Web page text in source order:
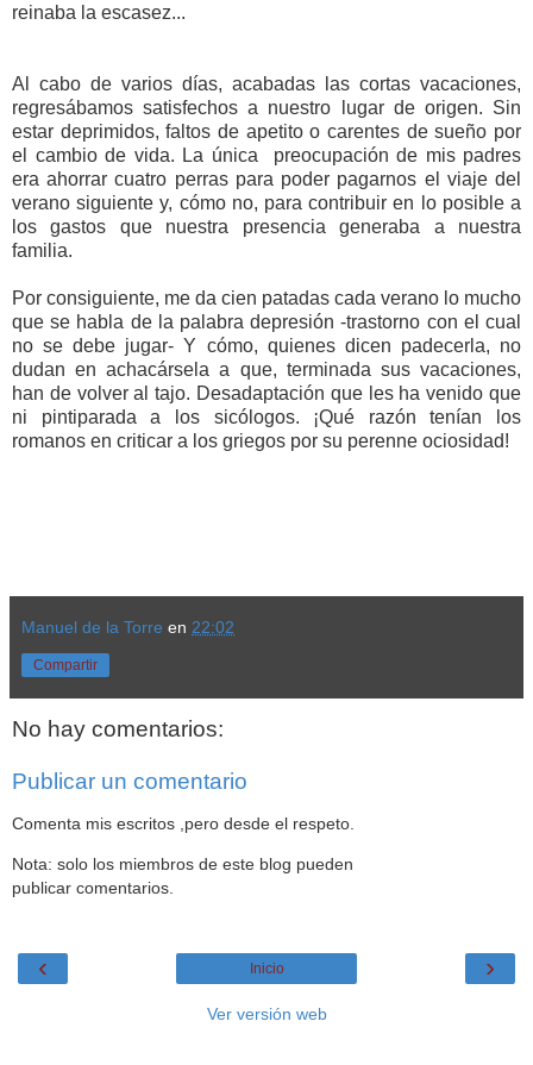
reinaba la escasez...
Al cabo de varios días, acabadas las cortas vacaciones,
regresábamos satisfechos a nuestro lugar de origen. Sin
estar deprimidos, faltos de apetito o carentes de sueño por
el cambio de vida. La única preocupación de mis padres
era ahorrar cuatro perras para poder pagarnos el viaje del
verano siguiente y, cómo no, para contribuir en lo posible a
los gastos que nuestra presencia generaba a nuestra
familia.
Por consiguiente, me da cien patadas cada verano lo mucho
que se habla de la palabra depresión -trastorno con el cual
no se debe jugar- Y cómo, quienes dicen padecerla, no
dudan en achacársela a que, terminada sus vacaciones,
han de volver al tajo. Desadaptación que les ha venido que
ni pintiparada a los sicólogos. ¡Qué razón tenían los
romanos en criticar a los griegos por su perenne ociosidad!
Manuel de la Torre en 22:02
Compartir
No hay comentarios:
Publicar un comentario
Comenta mis escritos ,pero desde el respeto.
Nota: solo los miembros de este blog pueden
publicar comentarios.
‹ ›
Inicio
Ver versión web